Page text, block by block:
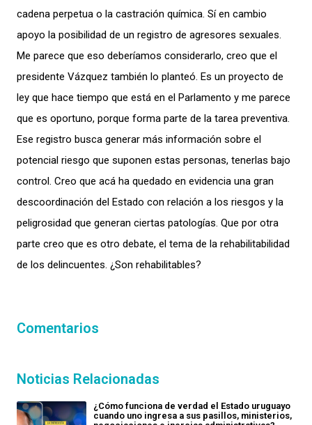
cadena perpetua o la castración química. Sí en cambio
apoyo la posibilidad de un registro de agresores sexuales.
Me parece que eso deberíamos considerarlo, creo que el
presidente Vázquez también lo planteó. Es un proyecto de
ley que hace tiempo que está en el Parlamento y me parece
que es oportuno, porque forma parte de la tarea preventiva.
Ese registro busca generar más información sobre el
potencial riesgo que suponen estas personas, tenerlas bajo
control. Creo que acá ha quedado en evidencia una gran
descoordinación del Estado con relación a los riesgos y la
peligrosidad que generan ciertas patologías. Que por otra
parte creo que es otro debate, el tema de la rehabilitabilidad
de los delincuentes. ¿Son rehabilitables?
Comentarios
Noticias Relacionadas
¿Cómo funciona de verdad el Estado uruguayo
cuando uno ingresa a sus pasillos, ministerios,